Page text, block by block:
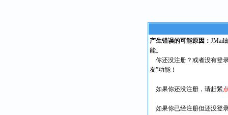
产生错误的可能原因： JMail
能。
你还没注册？或者没有登
友”功能！
如果你还没注册，请赶紧
如果你已经注册但还没登